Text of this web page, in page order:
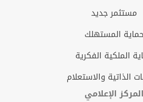
مستثمر جديد
المستهلك
الملكية الفكرية
الذاتية والاستعلام
المركز الإعلامي